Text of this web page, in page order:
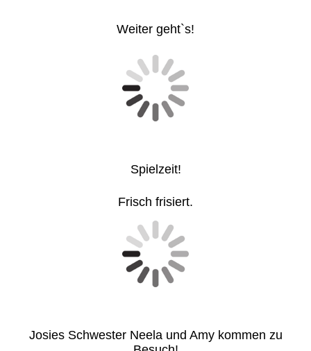
Weiter geht`s!
Spielzeit!
Frisch frisiert.
Josies Schwester Neela und Amy kommen zu